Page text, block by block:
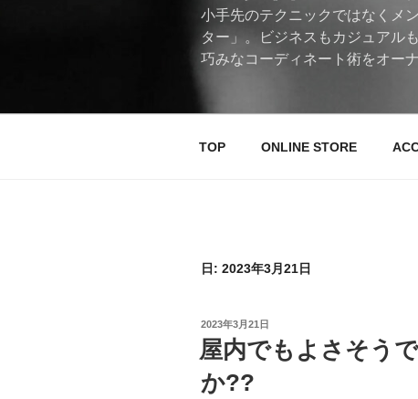
小手先のテクニックではなくメ
ター」。ビジネスもカジュアル
巧みなコーディネート術をオー
TOP ONLINE STORE
日: 2023年3月21日
投
稿
日:
2023年3月21日
屋内でもよさそう
か??